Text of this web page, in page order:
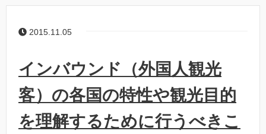
2015.11.05
インバウンド（外国人観光
客）の各国の特性や観光目的
を理解するために行うべきこ